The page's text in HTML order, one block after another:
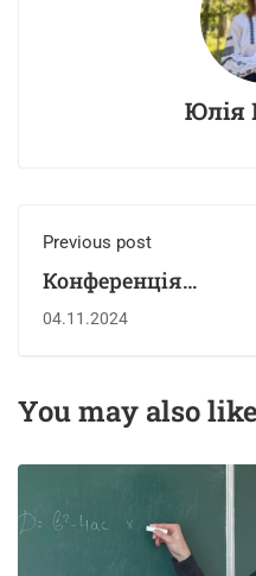
Юлія
Previous post
Конференція
керівників
04.11.2024
You may also like